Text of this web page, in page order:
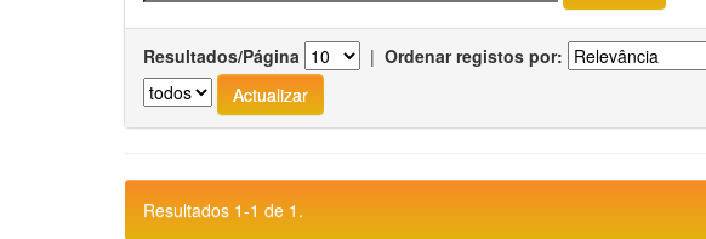
Resultados/Página | Ordenar registos por:
Resultados 1-1 de 1.